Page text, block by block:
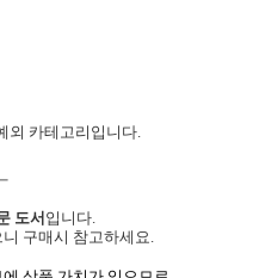
외 카테고리입니다.
도서 입니다.
구매시 참고하세요.